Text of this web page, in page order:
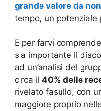
grande valore da
tempo, un potenziale
E per farvi
sia importante il
ad un’analisi del
circa il 40% delle
rivelato fasullo, con
maggiore proprio